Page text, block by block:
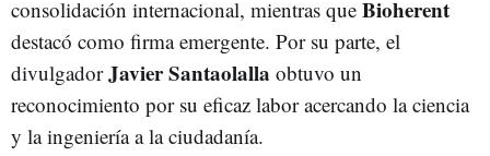
consolidación internacional, mientras que Bioherent
destacó como firma emergente. Por su parte, el
divulgadorJavier Santaolalla obtuvo un
reconocimiento por su eficaz labor acercando la ciencia
y la ingeniería a la ciudadanía.